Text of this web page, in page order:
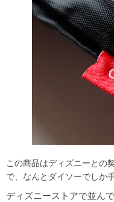
この商品はディズニーとの
で、なんとダイソーでしか
ディズニーストアで並ん